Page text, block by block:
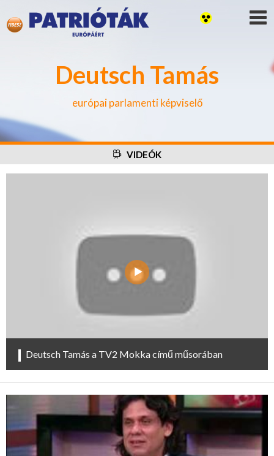
Deutsch Tamás
európai parlamenti képviselő
VIDEÓK
Deutsch Tamás a TV2 Mokka című műsorában